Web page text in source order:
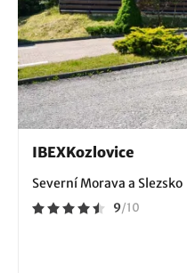
IBEXKozlovice
Severní Morava a Slezsko
9/10